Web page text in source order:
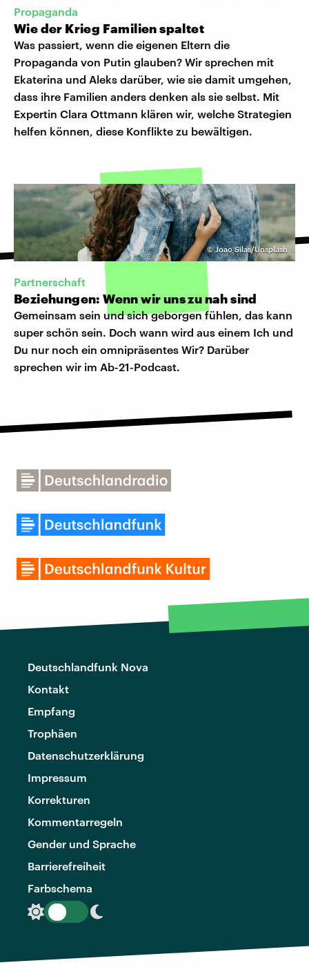
Propaganda
Wie der Krieg Familien spaltet
Was passiert, wenn die eigenen Eltern die
Propaganda von Putin glauben? Wir sprechen mit
Ekaterina und Aleks darüber, wie sie damit umgehen,
dass ihre Familien anders denken als sie selbst. Mit
Expertin Clara Ottmann klären wir, welche Strategien
helfen können, diese Konflikte zu bewältigen.
©Joao Silas/Unsplash
Partnerschaft
Beziehungen: Wenn wir uns zu nah sind
Gemeinsam sein und sich geborgen fühlen, das kann
super schön sein. Doch wann wird aus einem Ich und
Du nur noch ein omnipräsentes Wir? Darüber
sprechen wir im Ab-21-Podcast.
Deutschlandfunk Nova
Kontakt
Empfang
Trophäen
Datenschutzerklärung
Impressum
Korrekturen
Kommentarregeln
Gender und Sprache
Barrierefreiheit
Farbschema